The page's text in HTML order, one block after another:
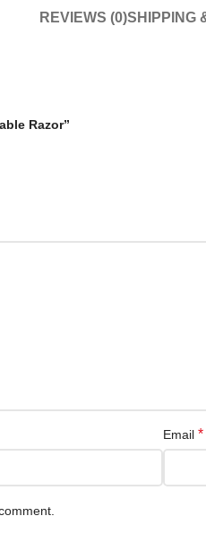
REVIEWS (0)SHIPPING
Razor”
Email *